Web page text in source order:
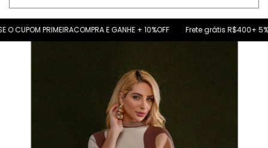
CUPOM PRIMEIRACOMPRA E GANHE + 10%OFF Frete grátis R$400+ 5%